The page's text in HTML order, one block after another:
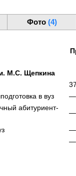
Фото(4)
М.С. Щепкина
подготовка в вуз —
абитуриент-
—
—
—